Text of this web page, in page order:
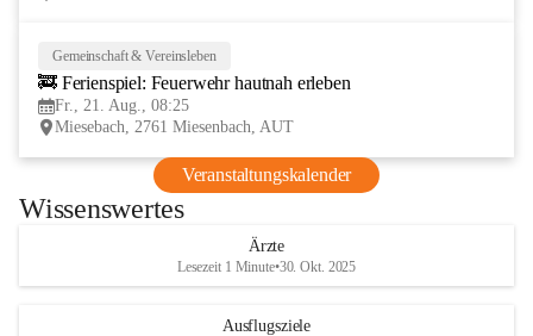
Gemeinschaft & Vereinsleben
🚒 Ferienspiel: Feuerwehr hautnah erleben
Fr., 21. Aug., 08:25
Miesebach, 2761 Miesenbach, AUT
Veranstaltungskalender
Wissenswertes
Ärzte
Lesezeit 1 Minute•30. Okt. 2025
Ausflugsziele